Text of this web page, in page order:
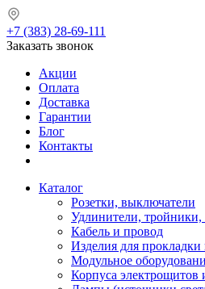
+7 (383) 28-69-111
Заказать звонок
Акции
Оплата
Доставка
Гарантии
Блог
Контакты
Каталог
Розетки, выключатели
Удлинители, тройники,
Кабель и провод
Изделия для прокладки
Модульное
Корпуса